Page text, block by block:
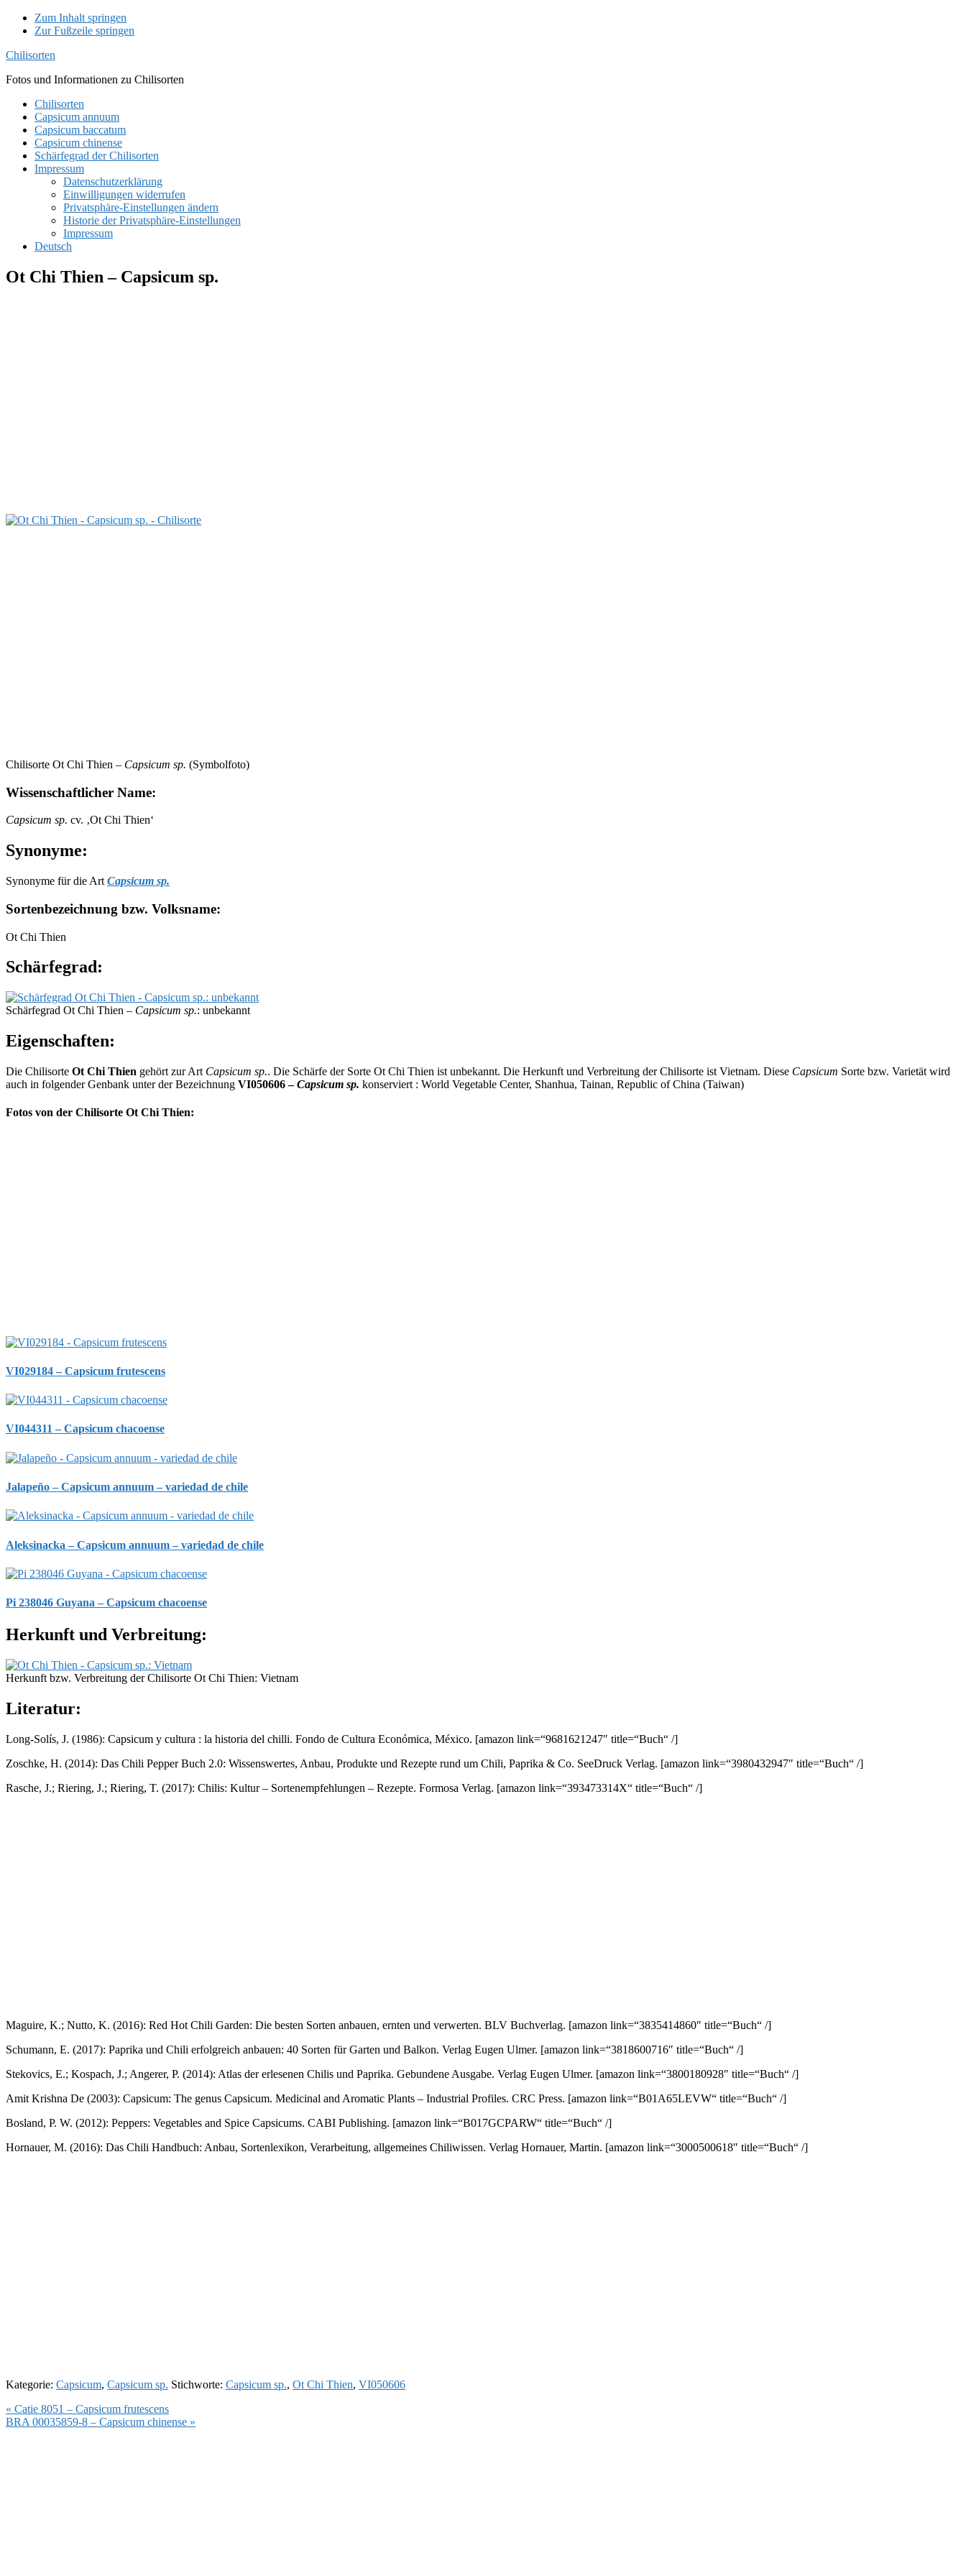
Zum Inhalt springen
Zur Fußzeile springen
Chilisorten
Fotos und Informationen zu Chilisorten
Chilisorten
Capsicum annuum
Capsicum baccatum
Capsicum chinense
Schärfegrad der Chilisorten
Impressum
Datenschutzerklärung
Einwilligungen widerrufen
Privatsphäre-Einstellungen ändern
Historie der Privatsphäre-Einstellungen
Impressum
Deutsch
Ot Chi Thien – Capsicum sp.
Chilisorte Ot Chi Thien – Capsicum sp. (Symbolfoto)
Wissenschaftlicher Name:
Capsicum sp. cv. ‚Ot Chi Thien‘
Synonyme:
Synonyme für die Art Capsicum sp.
Sortenbezeichnung bzw. Volksname:
Ot Chi Thien
Schärfegrad:
Schärfegrad Ot Chi Thien – Capsicum sp.: unbekannt
Eigenschaften:
Die Chilisorte Ot Chi Thien gehört zur Art Capsicum sp.. Die Schärfe der Sorte Ot Chi Thien ist unbekannt. Die Herkunft und Verbreitung der Chilisorte ist Vietnam. Diese Capsicum Sorte bzw. Varietät wird
auch in folgender Genbank unter der Bezeichnung VI050606 –Capsicum sp. konserviert : World Vegetable Center, Shanhua, Tainan, Republic of China (Taiwan)
Fotos von der Chilisorte Ot Chi Thien:
VI029184 – Capsicum frutescens
VI044311 – Capsicum chacoense
Jalapeño – Capsicum annuum – variedad de chile
Aleksinacka – Capsicum annuum – variedad de chile
Pi 238046 Guyana – Capsicum chacoense
Herkunft und Verbreitung:
Herkunft bzw. Verbreitung der Chilisorte Ot Chi Thien: Vietnam
Literatur:
Long-Solís, J. (1986): Capsicum y cultura : la historia del chilli. Fondo de Cultura Económica, México. [amazon link=“9681621247″ title=“Buch“ /]
Zoschke, H. (2014): Das Chili Pepper Buch 2.0: Wissenswertes, Anbau, Produkte und Rezepte rund um Chili, Paprika & Co. SeeDruck Verlag. [amazon link=“3980432947″ title=“Buch“ /]
Rasche, J.; Riering, J.; Riering, T. (2017): Chilis: Kultur – Sortenempfehlungen – Rezepte. Formosa Verlag. [amazon link=“393473314X“ title=“Buch“ /]
Maguire, K.; Nutto, K. (2016): Red Hot Chili Garden: Die besten Sorten anbauen, ernten und verwerten. BLV Buchverlag. [amazon link=“3835414860″ title=“Buch“ /]
Schumann, E. (2017): Paprika und Chili erfolgreich anbauen: 40 Sorten für Garten und Balkon. Verlag Eugen Ulmer. [amazon link=“3818600716″ title=“Buch“ /]
Stekovics, E.; Kospach, J.; Angerer, P. (2014): Atlas der erlesenen Chilis und Paprika. Gebundene Ausgabe. Verlag Eugen Ulmer. [amazon link=“3800180928″ title=“Buch“ /]
Amit Krishna De (2003): Capsicum: The genus Capsicum. Medicinal and Aromatic Plants – Industrial Profiles. CRC Press. [amazon link=“B01A65LEVW“ title=“Buch“ /]
Bosland, P. W. (2012): Peppers: Vegetables and Spice Capsicums. CABI Publishing. [amazon link=“B017GCPARW“ title=“Buch“ /]
Hornauer, M. (2016): Das Chili Handbuch: Anbau, Sortenlexikon, Verarbeitung, allgemeines Chiliwissen. Verlag Hornauer, Martin. [amazon link=“3000500618″ title=“Buch“ /]
Kategorie: Capsicum, Capsicum sp. Stichworte: Capsicum sp., Ot Chi Thien, VI050606
Vorheriger
Beitrag:
« Catie 8051 – Capsicum frutescens
Nächster
BRA 00035859-8 – Capsicum chinense »